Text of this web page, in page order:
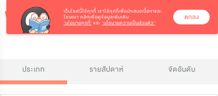
ประเภท รายสัปดาห์ จัดอันดับ
เว็บไซต์นี้ใช้คุกกี้ เราใช้คุกกี้เพื่อนำเสนอเนื้อหาและ
โฆษณา คลิกเพื่อดูข้อมูลเพิ่มเติม
‘นโยบายคุกกี้’ และ ‘นโยบายความเป็นส่วนตัว’
ตกลง